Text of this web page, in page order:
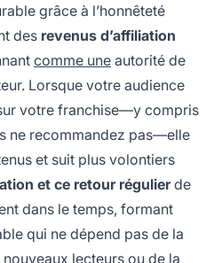
grâce à l’honnêteté
des revenus d’affiliation
comme une autorité de
Lorsque votre audience
votre franchise—y compris
ne recommandez pas—elle
et suit plus volontiers
et ce retour régulierde
dans le temps, formant
qui ne dépend pas de la
lecteurs ou de la